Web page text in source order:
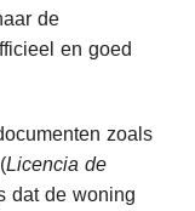
de
en goed
zoals
(Licencia de
dat de woning